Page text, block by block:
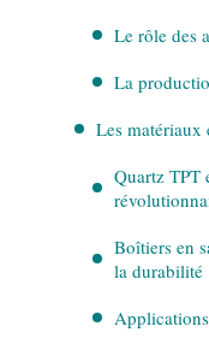
Le rôle des
La
Les matériaux
Quartz TPT
Boîtiers en
la durabilité